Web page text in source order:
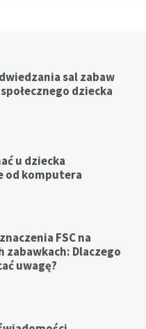
sal zabaw
dziecka
u dziecka
od komputera
FSC na
zabawkach: Dlaczego
uwagę?